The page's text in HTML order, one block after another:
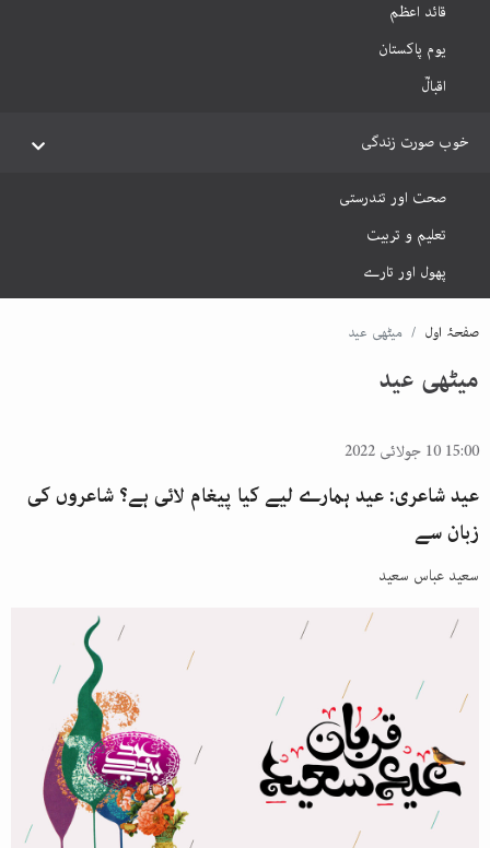
قائد اعظم
یوم پاکستان
اقبالؒ
خوب صورت زندگی
صحت اور تندرستی
تعلیم و تربیت
پھول اور تارے
صفحۂ اول میٹھی عید
میٹھی عید
15:00 10 جولائی 2022
عید شاعری: عید ہمارے لیے کیا پیغام لائی ہے؟ شاعروں کی
زبان سے
سعید عباس سعید